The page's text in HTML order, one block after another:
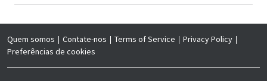
Quem somos Contate-nos Terms of Service
Privacy Policy
Preferências de cookies